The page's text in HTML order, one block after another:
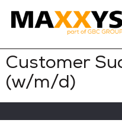
Customer
(w/m/d)